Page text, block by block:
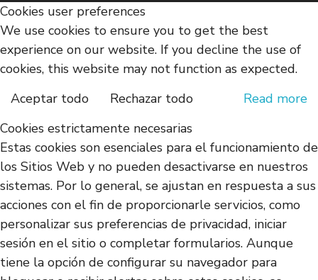
Cookies user preferences
We use cookies to ensure you to get the best
experience on our website. If you decline the use of
cookies, this website may not function as expected.
Aceptar todo
Rechazar todo
Read more
Cookies estrictamente necesarias
Estas cookies son esenciales para el funcionamiento de
los Sitios Web y no pueden desactivarse en nuestros
sistemas. Por lo general, se ajustan en respuesta a sus
acciones con el fin de proporcionarle servicios, como
personalizar sus preferencias de privacidad, iniciar
sesión en el sitio o completar formularios. Aunque
tiene la opción de configurar su navegador para